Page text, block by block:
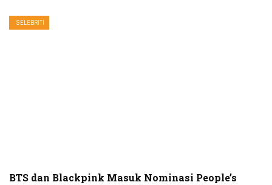
SELEBRITI
BTS dan Blackpink Masuk Nominasi People’s